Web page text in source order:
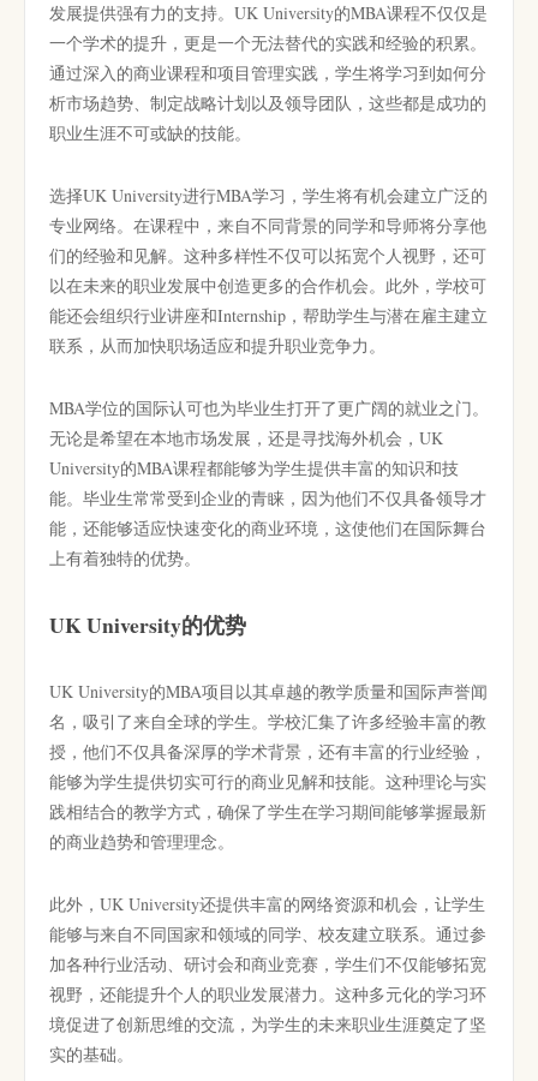
发展提供强有力的支持。UK University的MBA课程不仅仅是
一个学术的提升，更是一个无法替代的实践和经验的积累。
通过深入的商业课程和项目管理实践，学生将学习到如何分
析市场趋势、制定战略计划以及领导团队，这些都是成功的
职业生涯不可或缺的技能。
选择UK University进行MBA学习，学生将有机会建立广泛的
专业网络。在课程中，来自不同背景的同学和导师将分享他
们的经验和见解。这种多样性不仅可以拓宽个人视野，还可
以在未来的职业发展中创造更多的合作机会。此外，学校可
能还会组织行业讲座和Internship，帮助学生与潜在雇主建立
联系，从而加快职场适应和提升职业竞争力。
MBA学位的国际认可也为毕业生打开了更广阔的就业之门。
无论是希望在本地市场发展，还是寻找海外机会，UK
University的MBA课程都能够为学生提供丰富的知识和技
能。毕业生常常受到企业的青睐，因为他们不仅具备领导才
能，还能够适应快速变化的商业环境，这使他们在国际舞台
上有着独特的优势。
UK University的优势
UK University的MBA项目以其卓越的教学质量和国际声誉闻
名，吸引了来自全球的学生。学校汇集了许多经验丰富的教
授，他们不仅具备深厚的学术背景，还有丰富的行业经验，
能够为学生提供切实可行的商业见解和技能。这种理论与实
践相结合的教学方式，确保了学生在学习期间能够掌握最新
的商业趋势和管理理念。
此外，UK University还提供丰富的网络资源和机会，让学生
能够与来自不同国家和领域的同学、校友建立联系。通过参
加各种行业活动、研讨会和商业竞赛，学生们不仅能够拓宽
视野，还能提升个人的职业发展潜力。这种多元化的学习环
境促进了创新思维的交流，为学生的未来职业生涯奠定了坚
实的基础。